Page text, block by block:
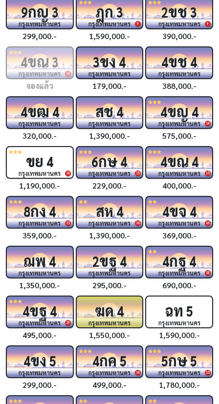
9กญ3
กรุงเทพมหานคร
299,000.-
9
ฎก3
กรุงเทพมหานคร
1,590,000.-
9
2ขช3
กรุงเทพมหานคร
390,000.-
14
4ขณ3
กรุงเทพมหานคร
จองแล้ว
3ขง4
กรุงเทพมหานคร
179,000.-
4ขช4
กรุงเทพมหานคร
388,000.-
4ขฒ4
กรุงเทพมหานคร
320,000.-
สช4
กรุงเทพมหานคร
1,390,000.-
14
4ขญ4
กรุงเทพมหานคร
575,000.-
14
ขย 4
กรุงเทพมหานคร
1,190,000.-
15
6กษ4
กรุงเทพมหานคร
229,000.-
15
4ขณ4
กรุงเทพมหานคร
400,000.-
15
8กง4
กรุงเทพมหานคร
359,000.-
16
สห4
กรุงเทพมหานคร
1,390,000.-
16
4ขจ4
กรุงเทพมหานคร
369,000.-
ฌพ4
กรุงเทพมหานคร
1,350,000.-
2ขฐ4
กรุงเทพมหานคร
295,000.-
18
4กฐ4
กรุงเทพมหานคร
690,000.-
19
4ขฐ4
กรุงเทพมหานคร
495,000.-
ฆด4
กรุงเทพมหานคร
1,550,000.-
ฉท 5
กรุงเทพมหานคร
1,590,000.-
4ขง5
กรุงเทพมหานคร
299,000.-
14
4กค5
กรุงเทพมหานคร
499,000.-
15
5กษ5
กรุงเทพมหานคร
1,780,000.-